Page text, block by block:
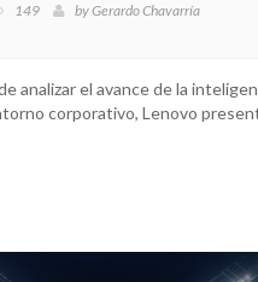
149 byGerardo Chavarría
analizar el avance de la
corporativo, Lenovo